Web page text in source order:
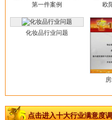
第一件案例
欧
化妆品行业问题
点击进入十大行业满意度